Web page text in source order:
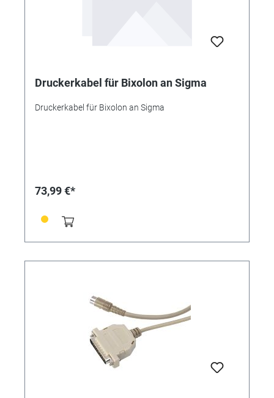
Druckerkabel für Bixolon an Sigma
Druckerkabel für Bixolon an Sigma
73,99 €*